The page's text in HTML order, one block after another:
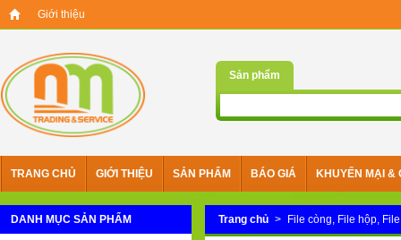
Giới thiệu
Sản phẩm
TRANG CHỦ GIỚI THIỆU SẢN PHẨM BÁO GIÁ KHUYẾN MẠI &
DANH MỤC SẢN PHẨM Trang chủ > File còng, File hộp,